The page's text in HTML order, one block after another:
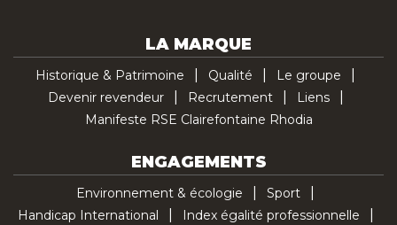
LA MARQUE
Historique & Patrimoine Qualité
Le groupe
Devenir revendeur
Recrutement
Liens
Manifeste RSE Clairefontaine Rhodia
ENGAGEMENTS
Environnement & écologie
Sport
Handicap International
Index égalité professionnelle